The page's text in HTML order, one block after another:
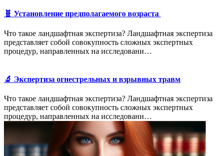
🧬 Установление предполагаемого возраста
Что такое ландшафтная экспертиза? Ландшафтная экспертиза
представляет собой совокупность сложных экспертных
процедур, направленных на исследовани…
🔬 Экспертиза огнестрельных и взрывных травм
Что такое ландшафтная экспертиза? Ландшафтная экспертиза
представляет собой совокупность сложных экспертных
процедур, направленных на исследовани…